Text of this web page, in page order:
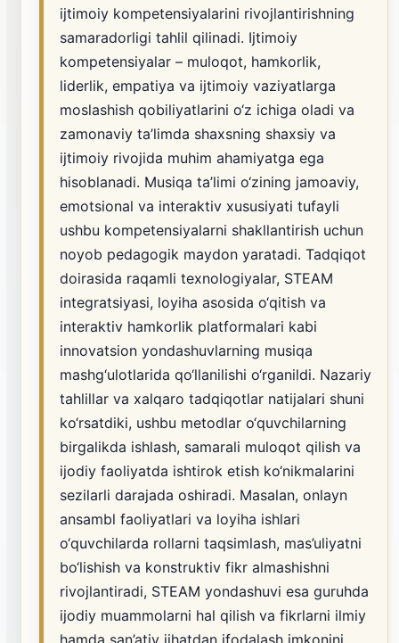
ijtimoiy kompetensiyalarini rivojlantirishning
samaradorligi tahlil qilinadi. Ijtimoiy
kompetensiyalar – muloqot, hamkorlik,
liderlik, empatiya va ijtimoiy vaziyatlarga
moslashish qobiliyatlarini o‘z ichiga oladi va
zamonaviy ta’limda shaxsning shaxsiy va
ijtimoiy rivojida muhim ahamiyatga ega
hisoblanadi. Musiqa ta’limi o‘zining jamoaviy,
emotsional va interaktiv xususiyati tufayli
ushbu kompetensiyalarni shakllantirish uchun
noyob pedagogik maydon yaratadi. Tadqiqot
doirasida raqamli texnologiyalar, STEAM
integratsiyasi, loyiha asosida o‘qitish va
interaktiv hamkorlik platformalari kabi
innovatsion yondashuvlarning musiqa
mashg‘ulotlarida qo‘llanilishi o‘rganildi. Nazariy
tahlillar va xalqaro tadqiqotlar natijalari shuni
ko‘rsatdiki, ushbu metodlar o‘quvchilarning
birgalikda ishlash, samarali muloqot qilish va
ijodiy faoliyatda ishtirok etish ko‘nikmalarini
sezilarli darajada oshiradi. Masalan, onlayn
ansambl faoliyatlari va loyiha ishlari
o‘quvchilarda rollarni taqsimlash, mas’uliyatni
bo‘lishish va konstruktiv fikr almashishni
rivojlantiradi, STEAM yondashuvi esa guruhda
ijodiy muammolarni hal qilish va fikrlarni ilmiy